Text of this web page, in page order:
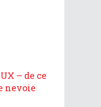
– de ce
nevoie